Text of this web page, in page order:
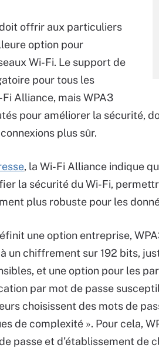
offrir aux particuliers
option pour
Wi-Fi. Le support de
pour tous les
Alliance, mais WPA3
pour améliorer la sécurité,
plus sûr.
, la Wi-Fi Alliance indique
la sécurité du Wi-Fi,
plus robuste pour les
une option entreprise,
un chiffrement sur 192 bits,
et une option pour les
par mot de passe
choisissent des mots de
de complexité ». Pour cela,
passe et d’établissement de